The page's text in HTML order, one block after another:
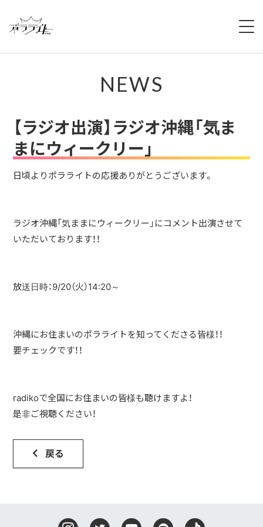
NEWS
MEMBERS
REGULATION
LIVE
DISCOGRAPHY
FANLETTER
COMPANY
NEWS
【ラジオ出演】ラジオ沖縄「気ま
まにウィークリー」
日頃よりポラライトの応援ありがとうございます。
ラジオ沖縄「気ままにウィークリー」にコメント出演させて
いただいております！！
放送日時：9/20（火）14:20～
沖縄にお住まいのポラライトを知ってくださる皆様！！
要チェックです！！
radikoで全国にお住まいの皆様も聴けますよ！
是非ご視聴ください！
戻る